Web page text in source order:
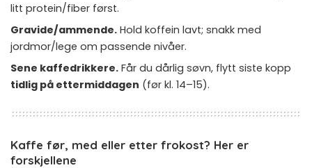
litt protein/fiber først.
Gravide/ammende. Hold koffein lavt; snakk med
jordmor/lege om passende nivåer.
Sene kaffedrikkere. Får du dårlig søvn, flytt siste kopp
tidlig på ettermiddagen (før kl. 14–15).
Kaffe før, med eller etter frokost? Her er
forskjellene